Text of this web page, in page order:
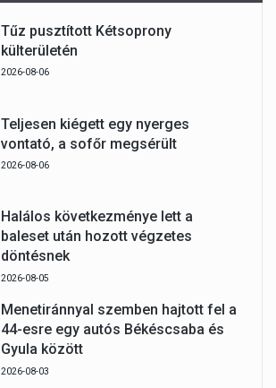
Tűz pusztított Kétsoprony
külterületén
2026-08-06
Teljesen kiégett egy nyerges
vontató, a sofőr megsérült
2026-08-06
Halálos következménye lett a
baleset után hozott végzetes
döntésnek
2026-08-05
Menetiránnyal szemben hajtott fel a
44-esre egy autós Békéscsaba és
Gyula között
2026-08-03